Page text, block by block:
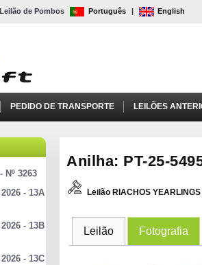
de Pombos Português | English
PEDIDO DE TRANSPORTE LEILÕES
Nº 3263
- 13A
- 13B
- 13C
Anilha: PT-25-
Leilão RIACHOS
Leilão Fotografia